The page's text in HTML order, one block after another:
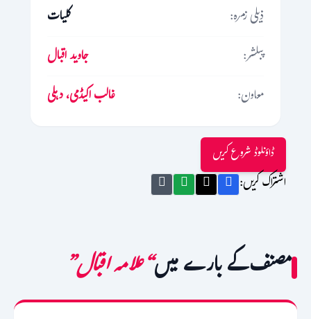
ذیلی زمرہ:
کلیات
پبلشر:
جاوید اقبال
معاون:
غالب اکیڈمی، دہلی
ڈاؤنلوڈ شروع کریں
اشتراک کریں:
مصنف کے بارے میں“علامہ اقبال”